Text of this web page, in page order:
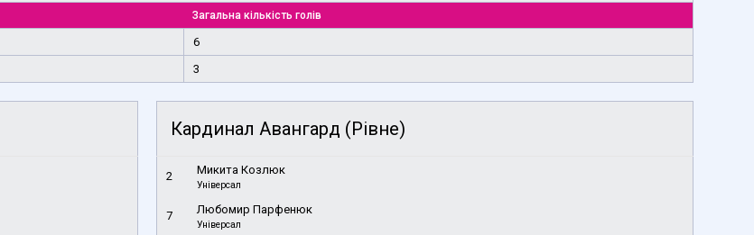
Загальна кількість голів
6
3
Кардинал Авангард (Рівне)
2 Микита Козлюк
Універсал
7 Любомир Парфенюк
Універсал